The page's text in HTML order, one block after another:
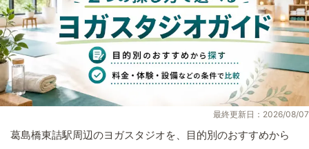
最終更新日：2026/08/07
葛島橋東詰駅周辺のヨガスタジオを、目的別のおすすめから